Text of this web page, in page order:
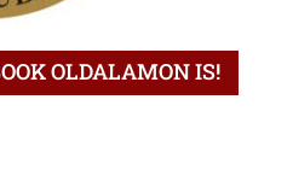
OLDALAMON IS!